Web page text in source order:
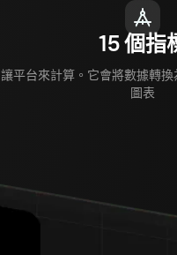
15 個指
讓平台來計算。它會將數據轉
圖表